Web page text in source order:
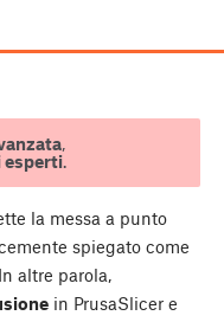
,
esperti.
la messa a punto
spiegato come
altre parola,
in PrusaSlicer e